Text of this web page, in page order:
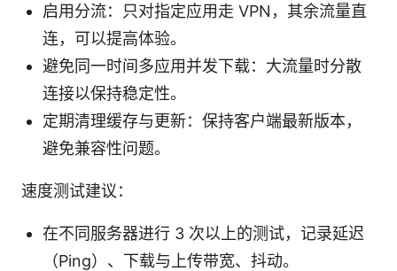
启用分流：只对指定应用走 VPN，其余流量直
连，可以提高体验。
避免同一时间多应用并发下载：大流量时分散
连接以保持稳定性。
定期清理缓存与更新：保持客户端最新版本，
避免兼容性问题。
速度测试建议：
在不同服务器进行 3 次以上的测试，记录延迟
（Ping）、下载与上传带宽、抖动。